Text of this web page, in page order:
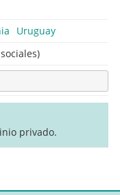
Uruguay
privado.